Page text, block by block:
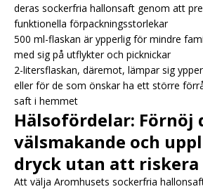
deras sockerfria hallonsaft genom att
funktionella förpackningsstorlekar
500 ml-flaskan är ypperlig för mindre
med sig på utflykter och picknickar
2-litersflaskan, däremot, lämpar sig
eller för de som önskar ha ett större
saft i hemmet
Hälsofördelar: Förnöj
välsmakande och
dryck utan att riskera
Att välja Aromhusets sockerfria